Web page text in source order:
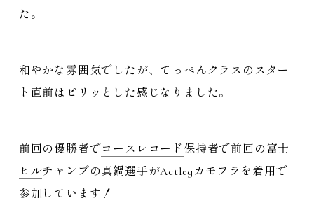
た。
和やかな雰囲気でしたが、てっぺんクラスのスター
ト直前はピリッとした感じなりました。
前回の優勝者で コースレコード 保持者で前回の富士
ヒルチャンプの真鍋選手がActlegカモフラを着用で
参加しています！